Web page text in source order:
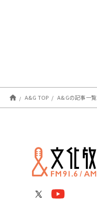
A&G TOP A&Gの記事一覧